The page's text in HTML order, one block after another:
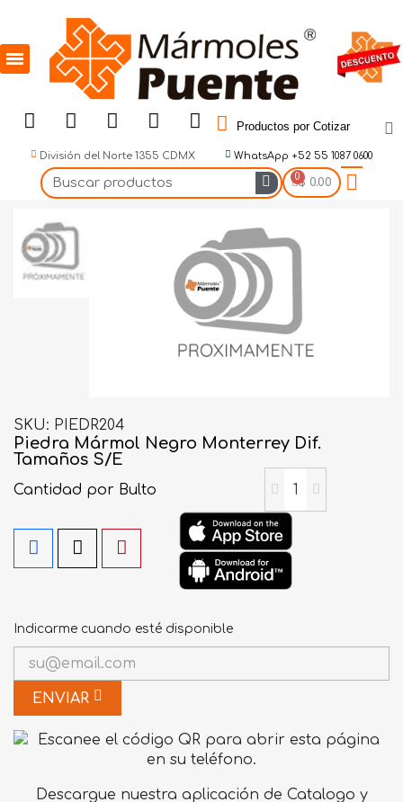
Productos por Cotizar
División del Norte 1355 CDMX WhatsApp +52 55 1087 0600
$ 0.00
SKU PIEDR204
Piedra Mármol Negro Monterrey Dif.
Tamaños S/E
Cantidad por Bulto
Indicarme cuando esté disponible
ENVIAR
Descargue nuestra aplicación de Catalogo y